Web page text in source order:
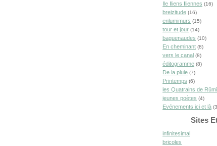
Ile Iliens Iliennes (16)
breizitude (16)
enlumimurs (15)
tour et jour (14)
baguenaudes (10)
En cheminant (8)
vers le canal (8)
éditogramme (8)
De la pluie (7)
Printemps (6)
les Quatrains de Rûmî
jeunes poètes (4)
Evénements ici et là
Sites
infinitesimal
bricoles